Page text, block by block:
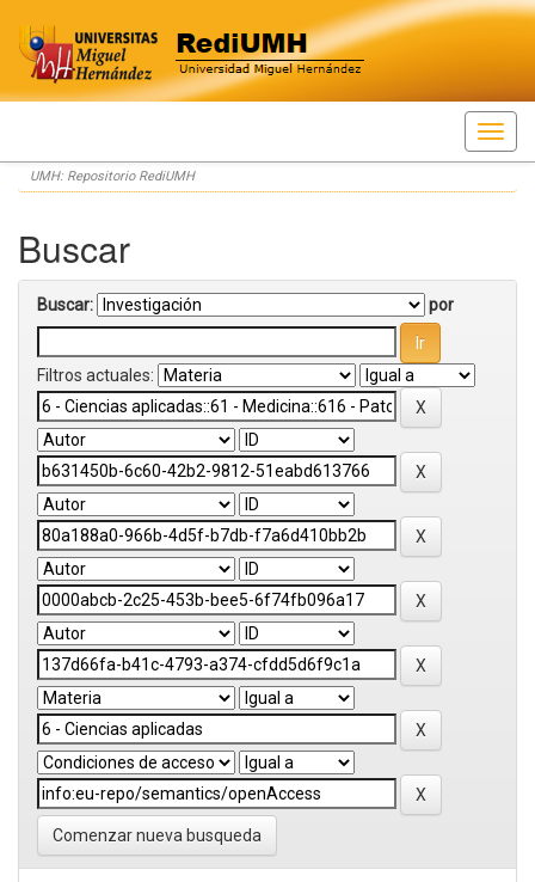
Skip
navigation
UMH: Repositorio RediUMH
Buscar
Buscar: por
Filtros actuales:
Comenzar nueva busqueda